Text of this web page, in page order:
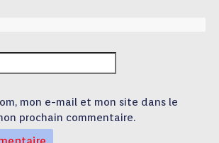
mon e-mail et mon site dans le
prochain commentaire.